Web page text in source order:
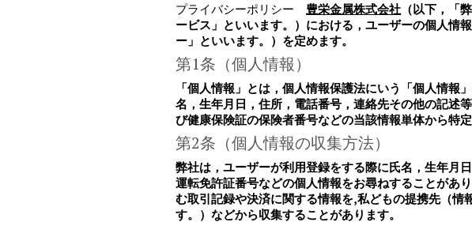
プライバシーポリシー 豊栄金属株式会社 （以下，「
ービス」といいます。）における，ユーザーの個人情
ー」といいます。）を定めます。
第1条（個人情報）
「個人情報」とは，個人情報保護法にいう「個人情
名，生年月日，住所，電話番号，連絡先その他の記述
び健康保険証の保険者番号などの当該情報単体から特
第2条（個人情報の収集方法）
弊社は，ユーザーが利用登録をする際に氏名，生年月
運転免許証番号などの個人情報をお尋ねすることがあ
む取引記録や決済に関する情報を,私どもの提携先（
す。）などから収集することがあります。